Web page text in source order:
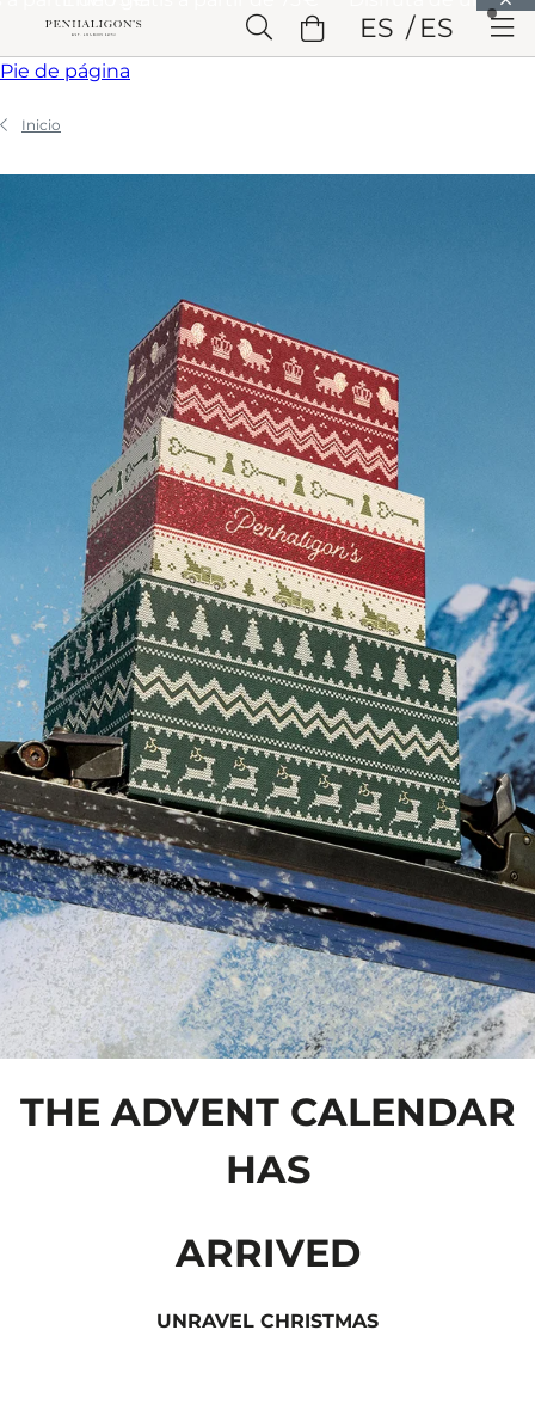
Saltar a Cabecera Saltar a Contenido principalSaltar a
Pie de página
ES ES
Inicio
THE ADVENT CALENDAR
HAS
ARRIVED
UNRAVEL CHRISTMAS